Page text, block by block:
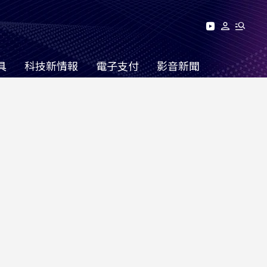
科技新情報 電子支付 影音新聞